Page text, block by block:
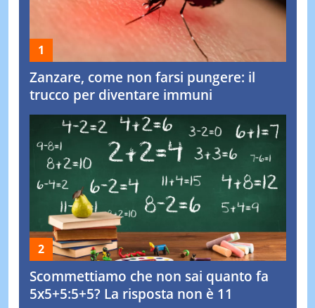
Zanzare, come non farsi pungere: il
trucco per diventare immuni
Scommettiamo che non sai quanto fa
5x5+5:5+5? La risposta non è 11